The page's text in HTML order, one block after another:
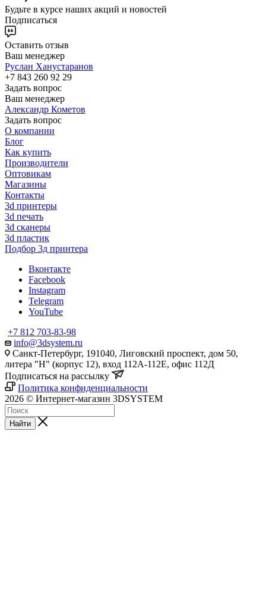
Будьте в курсе наших акций и новостей
Подписаться
Оставить отзыв
Ваш менеджер
Руслан Ханустаранов
+7 843 260 92 29
Задать вопрос
Ваш менеджер
Александр Кометов
Задать вопрос
О компании
Блог
Как купить
Производители
Оптовикам
Магазины
Контакты
3d принтеры
3d печать
3d сканеры
3d пластик
Подбор 3д принтера
Вконтакте
Facebook
Instagram
Telegram
YouTube
+7 812 703-83-98
info@3dsystem.ru
Санкт-Петербург, 191040, Лиговский проспект, дом 50,
литера "Н" (корпус 12), вход 112А-112Е, офис 112Д
Подписаться на рассылку
Политика конфиденциальности
2026 © Интернет-магазин 3DSYSTEM
Найти